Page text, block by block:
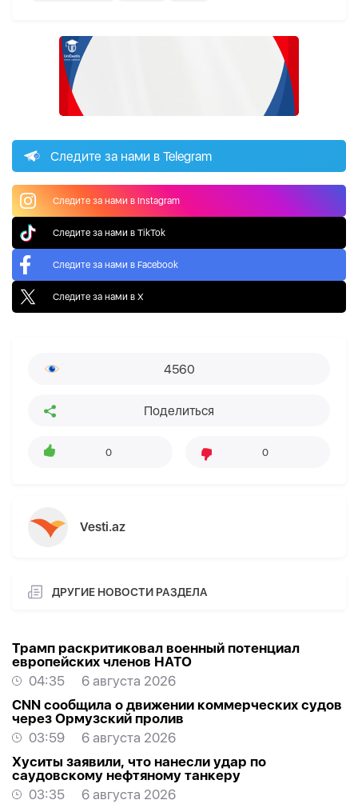
Следите за нами в Telegram
Следите за нами в Instagram
Следите за нами в TikTok
Следите за нами в Facebook
Следите за нами в X
4560
Поделиться
0 0
Vesti.az
ДРУГИЕ НОВОСТИ РАЗДЕЛА
Трамп раскритиковал военный потенциал
европейских членов НАТО
04:35
6 августа 2026
CNN сообщила о движении коммерческих судов
через Ормузский пролив
03:59
6 августа 2026
Хуситы заявили, что нанесли удар по
саудовскому нефтяному танкеру
03:35
6 августа 2026